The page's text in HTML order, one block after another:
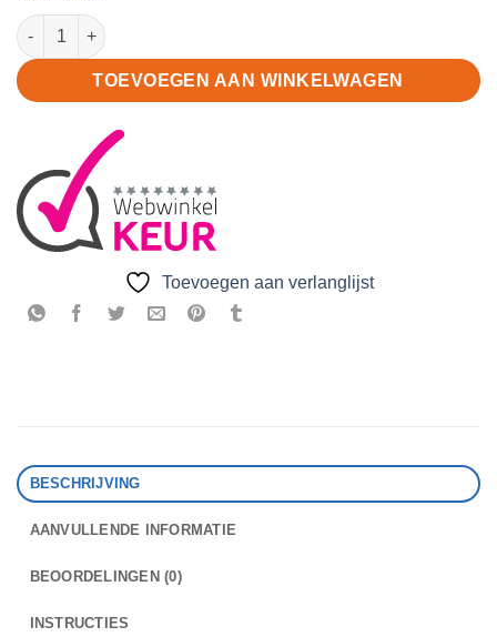
Automatische zekering 16A aantal
TOEVOEGEN AAN WINKELWAGEN
Toevoegen aan verlanglijst
BESCHRIJVING
AANVULLENDE INFORMATIE
BEOORDELINGEN (0)
INSTRUCTIES